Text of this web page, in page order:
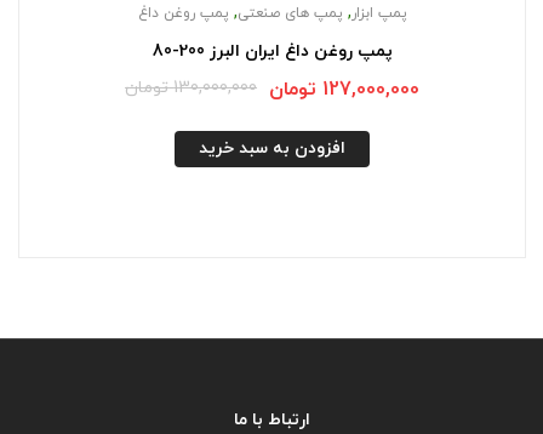
پمپ ابزار, پمپ های صنعتی, پمپ روغن داغ
پمپ روغن داغ ایران البرز 200-80
130,000,000 تومان 127,000,000 تومان
افزودن به سبد خرید
ارتباط با ما